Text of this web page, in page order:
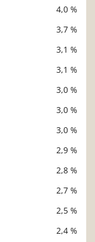
4,0 %
3,7 %
3,1 %
3,1 %
3,0 %
3,0 %
3,0 %
2,9 %
2,8 %
2,7 %
2,5 %
2,4 %